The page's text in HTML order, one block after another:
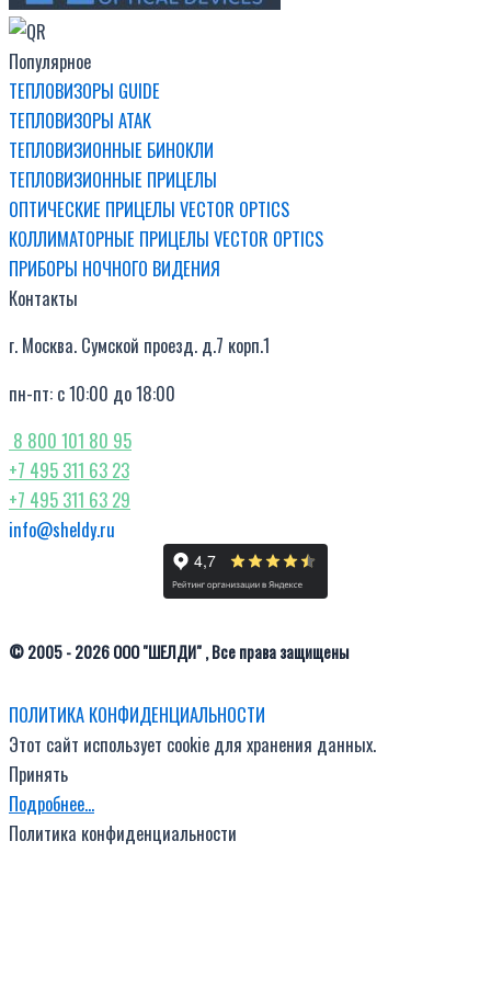
Популярное
ТЕПЛОВИЗОРЫ GUIDE
ТЕПЛОВИЗОРЫ ATAK
ТЕПЛОВИЗИОННЫЕ БИНОКЛИ
ТЕПЛОВИЗИОННЫЕ ПРИЦЕЛЫ
ОПТИЧЕСКИЕ ПРИЦЕЛЫ VECTOR OPTICS
КОЛЛИМАТОРНЫЕ ПРИЦЕЛЫ VECTOR OPTICS
ПРИБОРЫ НОЧНОГО ВИДЕНИЯ
Контакты
г. Москва. Сумской проезд. д.7 корп.1
пн-пт: с 10:00 до 18:00
8 800 101 80 95
+7 495 311 63 23
+7 495 311 63 29
info@sheldy.ru
© 2005 - 2026 ООО "ШЕЛДИ" , Все права защищены
ПОЛИТИКА КОНФИДЕНЦИАЛЬНОСТИ
Этот сайт использует cookie для хранения данных.
Принять
Подробнее…
Политика конфиденциальности